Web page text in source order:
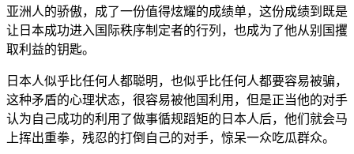
亚洲人的骄傲，成了一份值得炫耀的成绩单，这份成绩到既是
让日本成功进入国际秩序制定者的行列，也成为了他从别国攫
取利益的钥匙。
日本人似乎比任何人都聪明，也似乎比任何人都要容易被骗，
这种矛盾的心理状态，很容易被他国利用，但是正当他的对手
认为自己成功的利用了做事循规蹈矩的日本人后，他们就会马
上挥出重拳，残忍的打倒自己的对手，惊呆一众吃瓜群众。